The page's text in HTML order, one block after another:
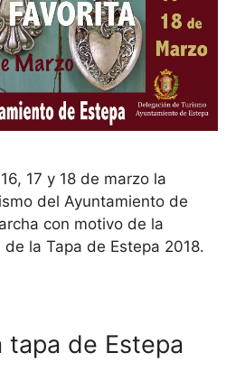
17 y 18 de marzo la
del Ayuntamiento de
con motivo de la
de la Tapa de Estepa 2018.
tapa de Estepa